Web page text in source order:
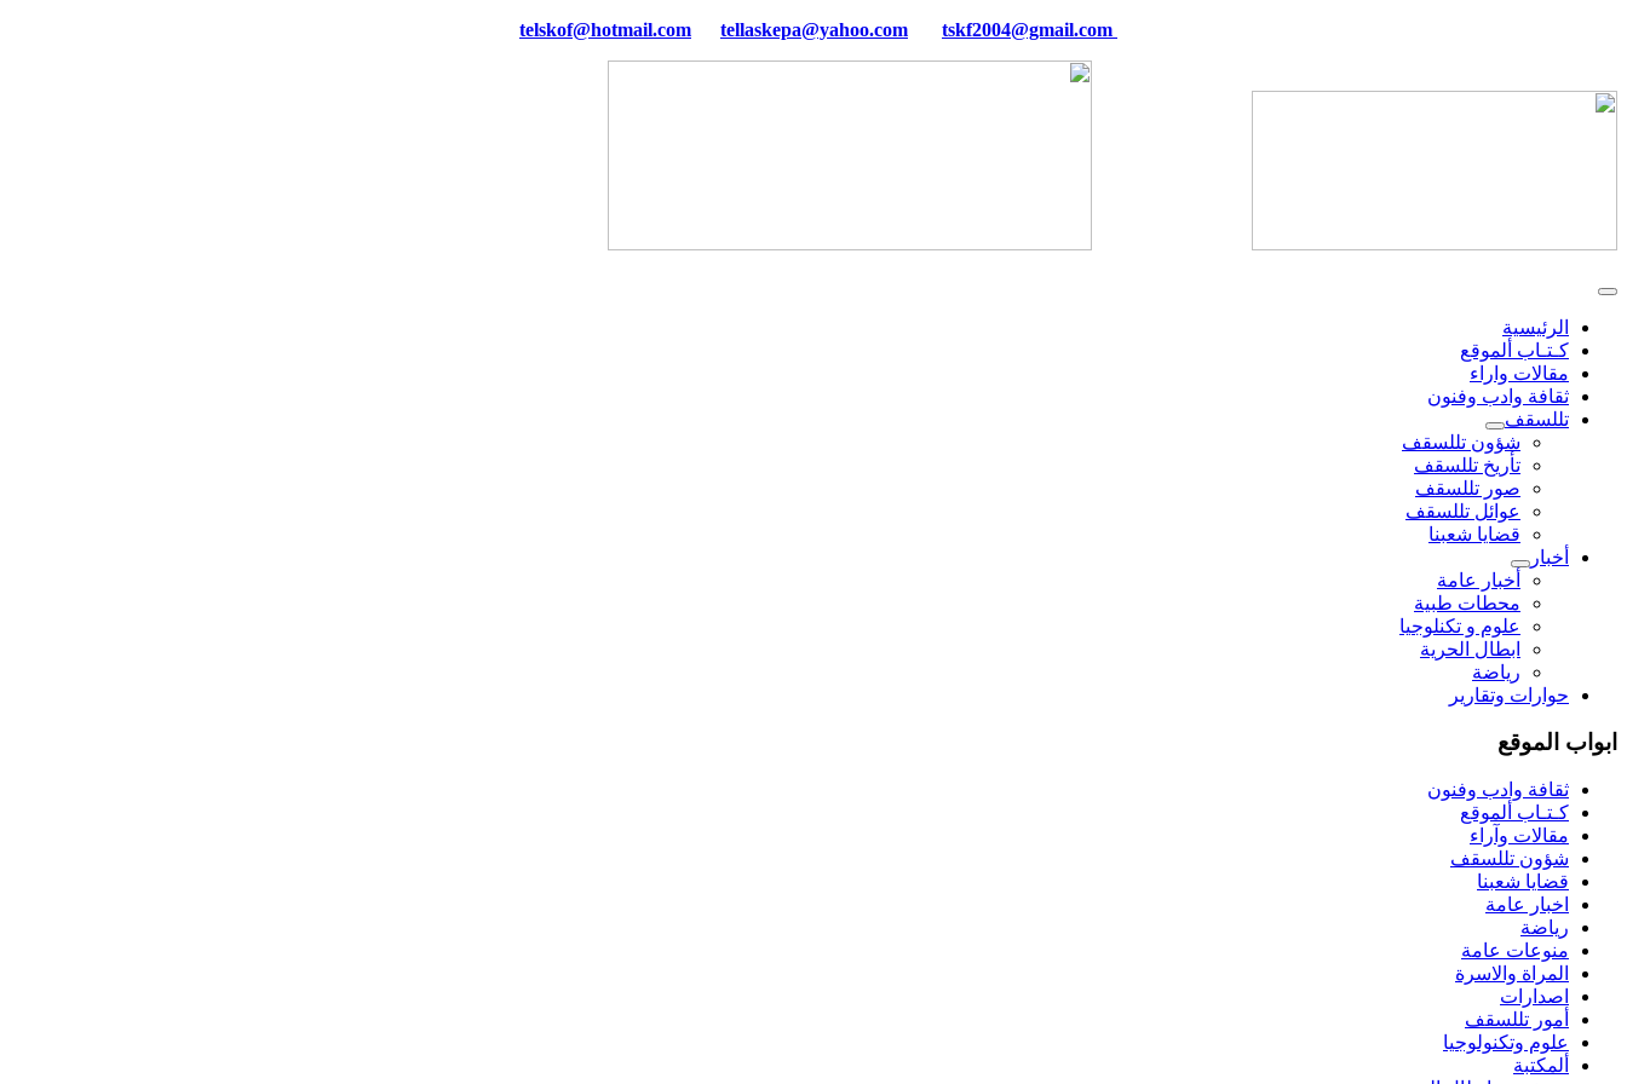
tellaskepa@yahoo.com tskf2004@gmail.com
الرئيسية
كـتـاب ألموقع
مقالات واراء
ثقافة وادب وفنون
تللسقف
شؤون تللسقف
تأريخ تللسقف
صور تللسقف
عوائل تللسقف
قضايا شعبنا
أخبار
أخبار عامة
محطات طبية
علوم و تکنلوجیا
ابطال الحرية
رياضة
حوارات وتقارير
ابواب الموقع
ثقافة وادب وفنون
كـتـاب ألموقع
مقالات وآراء
شؤون تللسقف
قضايا شعبنا
اخبار عامة
رياضة
منوعات عامة
المراة والاسرة
اصدارات
أمور تللسقف
علوم وتكنولوجيا
ألمكتبة